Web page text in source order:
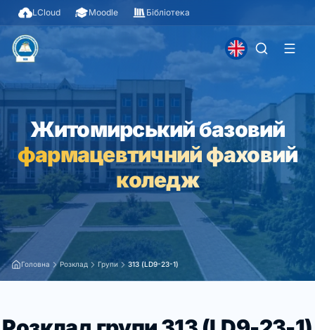
LCloud Moodle Бібліотека
Житомирський базовий
фармацевтичний фаховий
коледж
Головна Розклад Групи 313 (LD9-23-1)